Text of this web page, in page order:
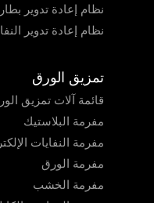
نظام إعادة تدوير
نظام إعادة تدوير
تمزيق الورق
قائمة آلات تمزيق
مفرمة البلاستيك
مفرمة النفايات
مفرمة الورق
مفرمة الخشب